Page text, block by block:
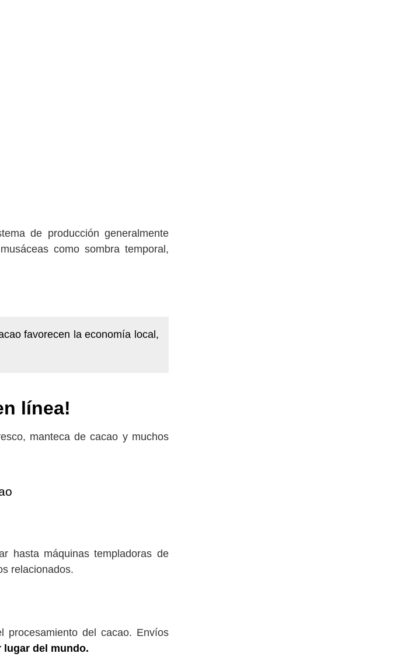
de producción generalmente
como sombra temporal,
favorecen la economía local,
línea!
manteca de cacao y muchos
hasta máquinas templadoras de
relacionados.
procesamiento del cacao. Envíos
lugar del mundo.